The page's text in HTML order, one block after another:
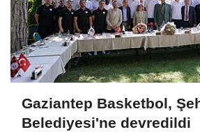
Gaziantep Basketbol,
Belediyesi'ne devredildi